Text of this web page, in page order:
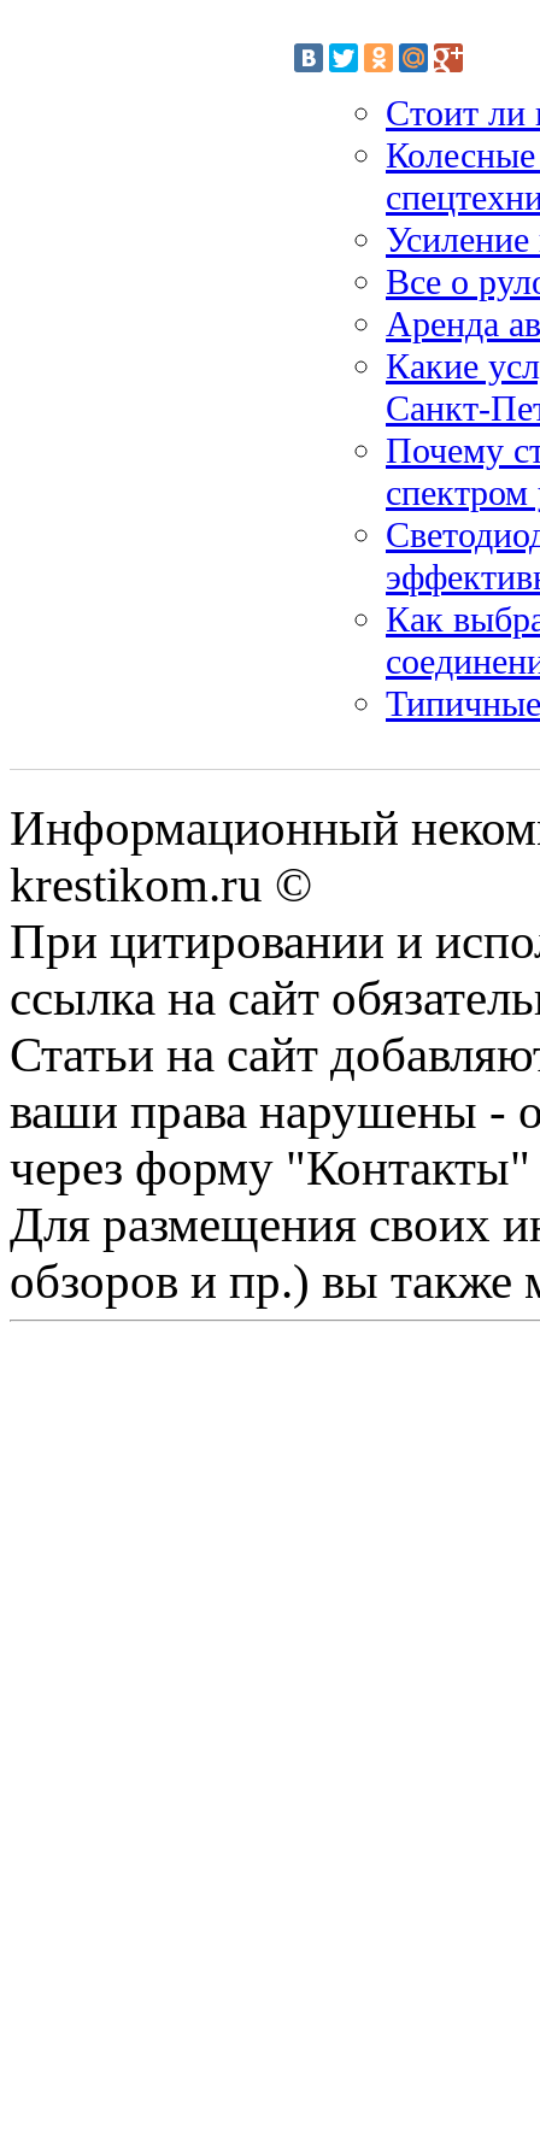
Стоит ли
Колесные
Все о
Аренда
Какие
Санкт-
Почему
спектром
Как
Информационный
krestikom.ru ©
При цитировании и
ссылка на сайт
Статьи на сайт
ваши права нарушены -
через форму "Контакты"
Для размещения своих
обзоров и пр.) вы также